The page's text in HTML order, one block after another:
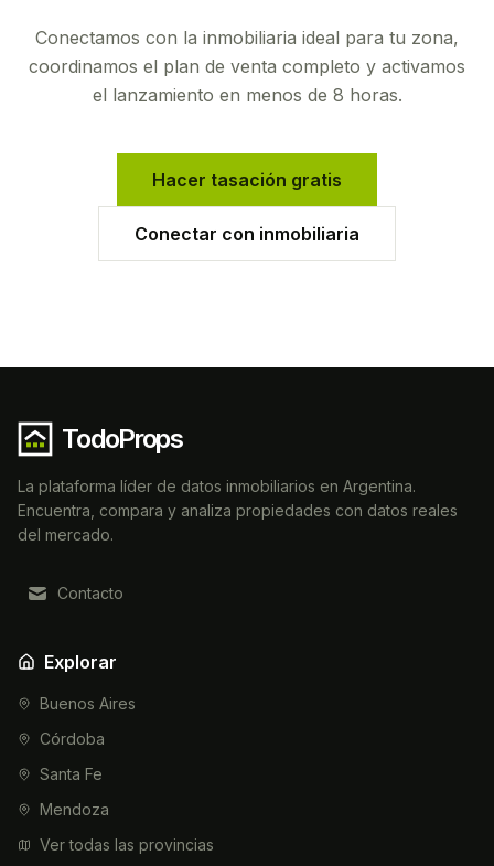
Conectamos con la inmobiliaria ideal para tu zona,
coordinamos el plan de venta completo y activamos
el lanzamiento en menos de 8 horas.
Hacer tasación gratis
Conectar con inmobiliaria
TodoProps
La plataforma líder de datos inmobiliarios en Argentina.
Encuentra, compara y analiza propiedades con datos reales
del mercado.
Contacto
Explorar
Buenos Aires
Córdoba
Santa Fe
Mendoza
Ver todas las provincias